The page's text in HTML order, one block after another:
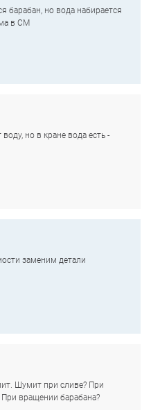
барабан, но вода набирается
в СМ
но в кране вода есть -
заменим детали
Шумит при сливе? При
вращении барабана?